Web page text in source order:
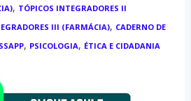
, TÓPICOS INTEGRADORES II
III (FARMÁCIA), CADERNO DE
, PSICOLOGIA, ÉTICA E CIDADANIA